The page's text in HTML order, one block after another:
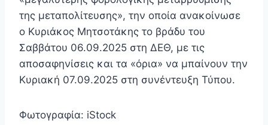
της μεταπολίτευσης», την οποία ανακοίνωσε
ο Κυριάκος Μητσοτάκης το βράδυ του
Σαββάτου 06.09.2025 στη ΔΕΘ, με τις
αποσαφηνίσεις και τα «όρια» να μπαίνουν την
Κυριακή 07.09.2025 στη συνέντευξη Τύπου.
Φωτογραφία: iStock